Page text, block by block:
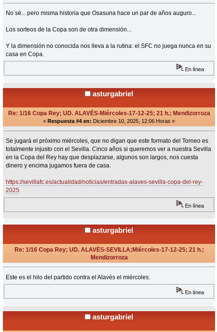
No sé... pero misma historia que Osasuna hace un par de años auguro...
Los sorteos de la Copa son de otra dimensión...
Y la dimensión no conocida nos lleva a la rutina: el SFC no juega nunca en su
casa en Copa.
En línea
asturgabriel
Re: 1/16 Copa Rey; UD. ALAVÉS-Miércoles-17-12-25; 21 h.; Mendizorroza
« Respuesta #4 en: Diciembre 10, 2025, 12:06 Horas »
Se jugará el próximo miércoles, que no digan que este formato del Torneo es
totalmente injusto con el Sevilla. Cinco años si queremos ver a nuestra Sevilla
en la Copa del Rey hay que desplazarse, algunos son largos, nos cuesta
dinero y encima jugamos fuera de casa.
https://sevillafc.es/actualidad/noticias/entradas-alaves-sevilla-copa-del-rey-
2025
En línea
asturgabriel
Re: 1/16 Copa Rey; UD. ALAVÉS-SEVILLA;Miércoles-17-12-25; 21 h.;
Mendizorroza
Este es el hilo del partido contra el Alavés el miércoles.
En línea
asturgabriel